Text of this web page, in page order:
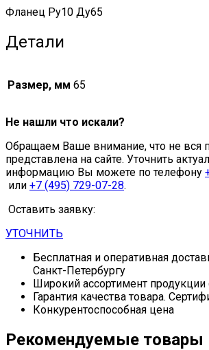
Фланец Ру10 Ду65
Детали
Размер, мм 65
Не нашли что искали?
Обращаем Ваше внимание, что не вся
представлена на сайте. Уточнить
информацию Вы можете по телефону
или +7 (495) 729-07-28.
Оставить заявку:
УТОЧНИТЬ
Бесплатная и оперативная
Санкт-Петербургу
Широкий ассортимент продукции
Гарантия качества товара.
Конкурентоспособная цена
Рекомендуемые товары